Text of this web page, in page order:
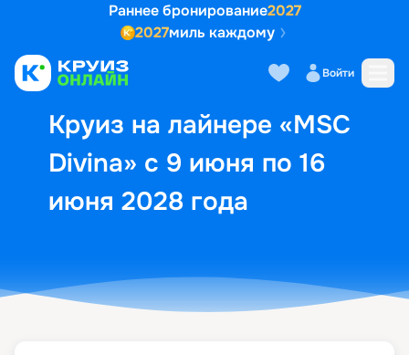
Раннее бронирование2027
2027миль каждому
Войти
Круиз на лайнере «MSC
Divina» с 9 июня по 16
июня 2028 года
Выбор кают Маршрут и